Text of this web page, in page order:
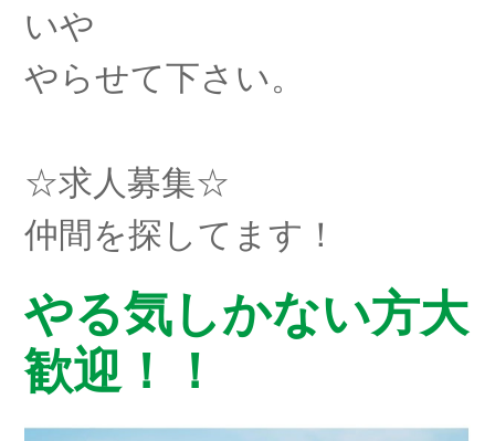
いや
やらせて下さい。
☆求人募集☆
仲間を探してます！
やる気しかない方大
歓迎！！